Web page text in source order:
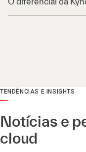
TENDÊNCIAS E INSIGHTS
Notícias e
cloud